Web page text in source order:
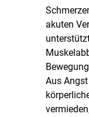
akuten
Aus